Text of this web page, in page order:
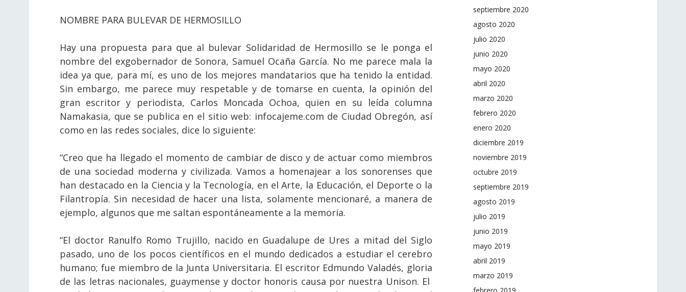
NOMBRE PARA BULEVAR DE HERMOSILLO
Hay una propuesta para que al bulevar Solidaridad de Hermosillo se le ponga el
nombre del exgobernador de Sonora, Samuel Ocaña García. No me parece mala la
idea ya que, para mí, es uno de los mejores mandatarios que ha tenido la entidad.
Sin embargo, me parece muy respetable y de tomarse en cuenta, la opinión del
gran escritor y periodista, Carlos Moncada Ochoa, quien en su leída columna
Namakasia, que se publica en el sitio web: infocajeme.com de Ciudad Obregón, así
como en las redes sociales, dice lo siguiente:
“Creo que ha llegado el momento de cambiar de disco y de actuar como miembros
de una sociedad moderna y civilizada. Vamos a homenajear a los sonorenses que
han destacado en la Ciencia y la Tecnología, en el Arte, la Educación, el Deporte o la
Filantropía. Sin necesidad de hacer una lista, solamente mencionaré, a manera de
ejemplo, algunos que me saltan espontáneamente a la memoria.
“El doctor Ranulfo Romo Trujillo, nacido en Guadalupe de Ures a mitad del Siglo
pasado, uno de los pocos científicos en el mundo dedicados a estudiar el cerebro
humano; fue miembro de la Junta Universitaria. El escritor Edmundo Valadés, gloria
de las letras nacionales, guaymense y doctor honoris causa por nuestra Unison. El
septiembre 2020
agosto 2020
julio 2020
junio 2020
mayo 2020
abril 2020
marzo 2020
febrero 2020
enero 2020
diciembre 2019
noviembre 2019
octubre 2019
septiembre 2019
agosto 2019
julio 2019
junio 2019
mayo 2019
abril 2019
marzo 2019